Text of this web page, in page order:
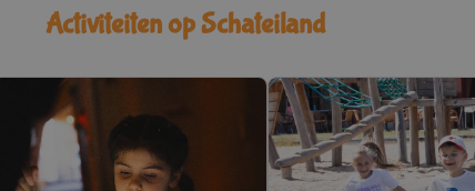
Activiteiten op Schateiland